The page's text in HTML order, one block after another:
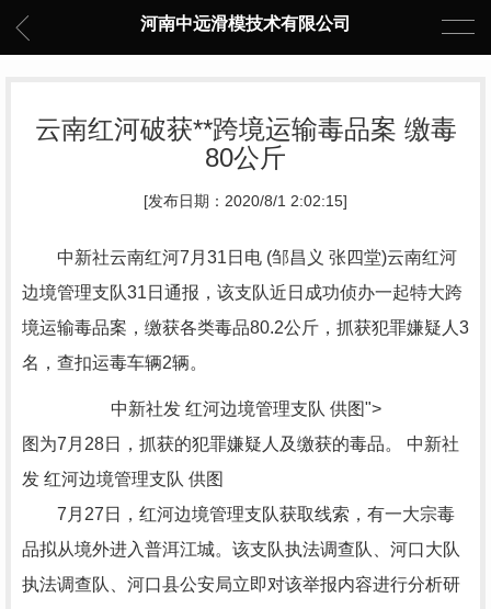
河南中远滑模技术有限公司
云南红河破获**跨境运输毒品案 缴毒
80公斤
[发布日期：2020/8/1 2:02:15]
中新社云南红河7月31日电 (邹昌义 张四堂)云南红河
边境管理支队31日通报，该支队近日成功侦办一起特大跨
境运输毒品案，缴获各类毒品80.2公斤，抓获犯罪嫌疑人3
名，查扣运毒车辆2辆。
中新社发 红河边境管理支队 供图">
图为7月28日，抓获的犯罪嫌疑人及缴获的毒品。 中新社
发 红河边境管理支队 供图
7月27日，红河边境管理支队获取线索，有一大宗毒
品拟从境外进入普洱江城。该支队执法调查队、河口大队
执法调查队、河口县公安局立即对该举报内容进行分析研